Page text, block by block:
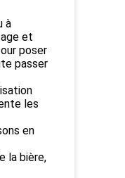
à
et
poser
passer
les
en
la bière,